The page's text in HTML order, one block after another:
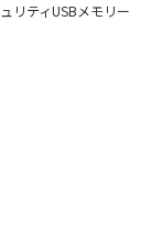
リティUSBメモリー